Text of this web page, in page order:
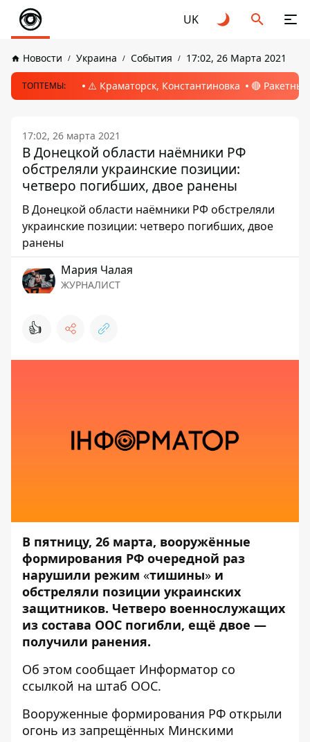
UK
Новости Украина События 17:02, 26 Марта 2021
ТОПТЕМЫ: ⚠️ Краматорск, Константиновка 🔴
17:02, 26 марта 2021
В Донецкой области наёмники РФ
обстреляли украинские позиции:
четверо погибших, двое ранены
В Донецкой области наёмники РФ обстреляли
украинские позиции: четверо погибших, двое
ранены
Мария Чалая
ЖУРНАЛИСТ
👍
В пятницу, 26 марта, вооружённые
формирования РФ очередной раз
нарушили режим «тишины» и
обстреляли позиции украинских
защитников. Четверо военнослужащих
из состава ООС погибли, ещё двое —
получили ранения.
Об этом сообщает Информатор со
ссылкой на штаб ООС.
Вооруженные формирования РФ открыли
огонь из запрещённых Минскими